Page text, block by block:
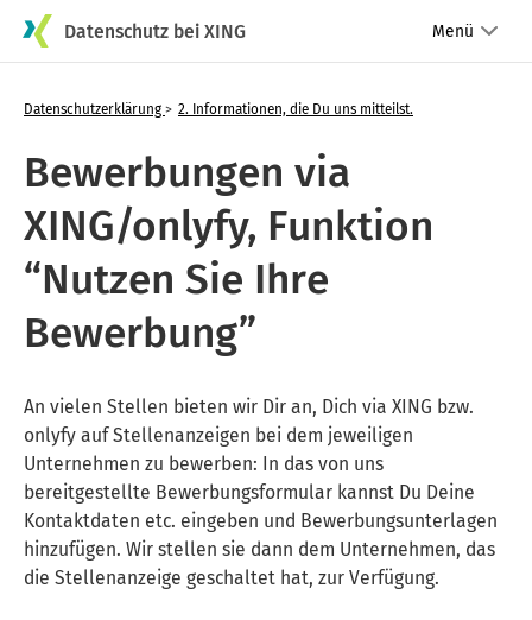
Datenschutz bei XING Menü
Datenschutzerklärung 2. Informationen, die Du uns mitteilst.
Bewerbungen via
XING/onlyfy, Funktion
“Nutzen Sie Ihre
Bewerbung”
An vielen Stellen bieten wir Dir an, Dich via XING bzw.
onlyfy auf Stellenanzeigen bei dem jeweiligen
Unternehmen zu bewerben: In das von uns
bereitgestellte Bewerbungsformular kannst Du Deine
Kontaktdaten etc. eingeben und Bewerbungsunterlagen
hinzufügen. Wir stellen sie dann dem Unternehmen, das
die Stellenanzeige geschaltet hat, zur Verfügung.